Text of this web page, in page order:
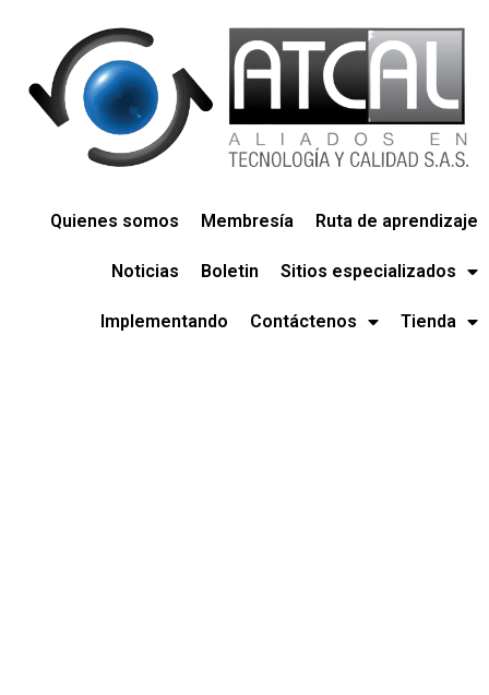
Quienes somos Membresía Ruta de aprendizaje
Noticias Boletin Sitios especializados
Implementando Contáctenos Tienda